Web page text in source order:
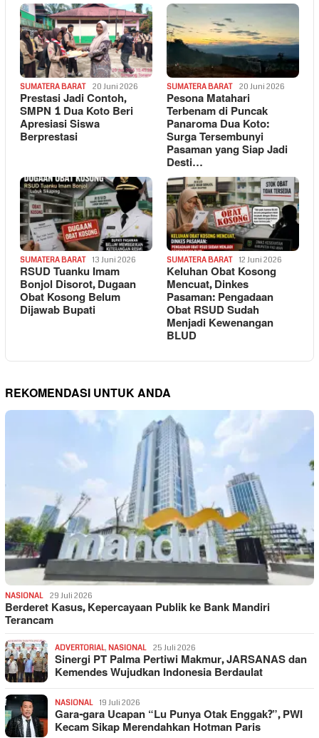
SUMATERA BARAT 20 Juni 2026
Prestasi Jadi Contoh,
SMPN 1 Dua Koto Beri
Apresiasi Siswa
Berprestasi
SUMATERA BARAT 20 Juni 2026
Pesona Matahari
Terbenam di Puncak
Panaroma Dua Koto:
Surga Tersembunyi
Pasaman yang Siap Jadi
Desti…
SUMATERA BARAT 13 Juni 2026
RSUD Tuanku Imam
Bonjol Disorot, Dugaan
Obat Kosong Belum
Dijawab Bupati
SUMATERA BARAT 12 Juni 2026
Keluhan Obat Kosong
Mencuat, Dinkes
Pasaman: Pengadaan
Obat RSUD Sudah
Menjadi Kewenangan
BLUD
REKOMENDASI UNTUK ANDA
NASIONAL 29 Juli 2026
Berderet Kasus, Kepercayaan Publik ke Bank Mandiri
Terancam
ADVERTORIAL, NASIONAL 25 Juli 2026
Sinergi PT Palma Pertiwi Makmur, JARSANAS dan
Kemendes Wujudkan Indonesia Berdaulat
NASIONAL 19 Juli 2026
Gara-gara Ucapan “Lu Punya Otak Enggak?”, PWI
Kecam Sikap Merendahkan Hotman Paris